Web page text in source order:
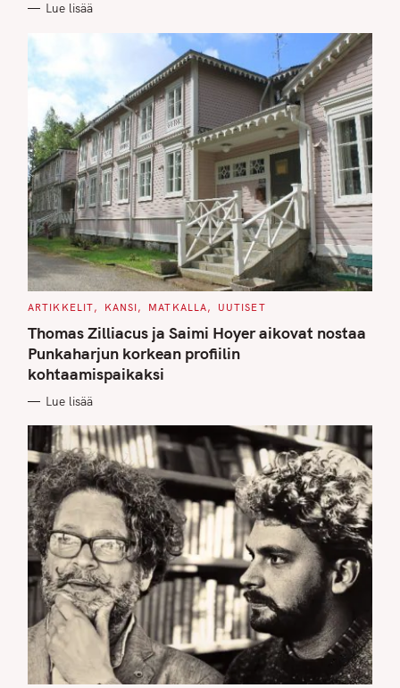
I
Lue lisää
C
T
E
G
O
R
I
S
ARTIKKELIT KANSI MATKALLA UUTISET
Thomas Zilliacus ja Saimi Hoyer aikovat nostaa
Punkaharjun korkean profiilin
kohtaamispaikaksi
Lue lisää